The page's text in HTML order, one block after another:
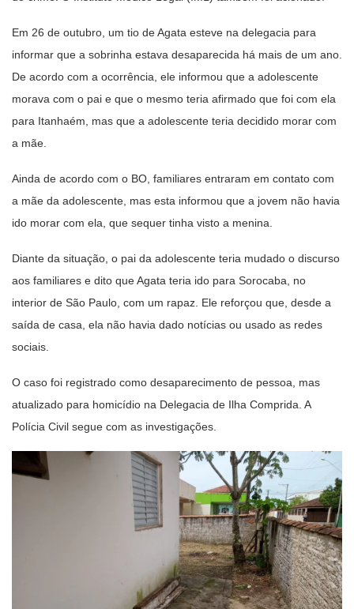
Em 26 de outubro, um tio de Agata esteve na delegacia para
informar que a sobrinha estava desaparecida há mais de um ano.
De acordo com a ocorrência, ele informou que a adolescente
morava com o pai e que o mesmo teria afirmado que foi com ela
para Itanhaém, mas que a adolescente teria decidido morar com
a mãe.
Ainda de acordo com o BO, familiares entraram em contato com
a mãe da adolescente, mas esta informou que a jovem não havia
ido morar com ela, que sequer tinha visto a menina.
Diante da situação, o pai da adolescente teria mudado o discurso
aos familiares e dito que Agata teria ido para Sorocaba, no
interior de São Paulo, com um rapaz. Ele reforçou que, desde a
saída de casa, ela não havia dado notícias ou usado as redes
sociais.
O caso foi registrado como desaparecimento de pessoa, mas
atualizado para homicídio na Delegacia de Ilha Comprida. A
Polícia Civil segue com as investigações.